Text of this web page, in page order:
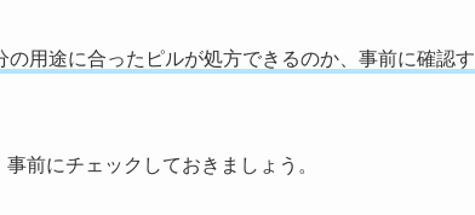
の用途に合ったピルが処方できるのか、事前に確認す
前にチェックしておきましょう。